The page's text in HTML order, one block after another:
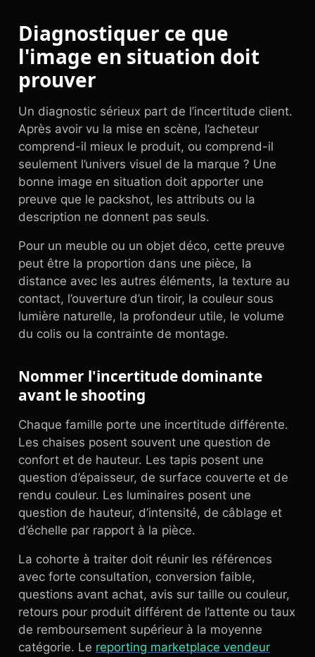
Diagnostiquer ce que
l'image en situation doit
prouver
Un diagnostic sérieux part de l’incertitude client.
Après avoir vu la mise en scène, l’acheteur
comprend-il mieux le produit, ou comprend-il
seulement l’univers visuel de la marque ? Une
bonne image en situation doit apporter une
preuve que le packshot, les attributs ou la
description ne donnent pas seuls.
Pour un meuble ou un objet déco, cette preuve
peut être la proportion dans une pièce, la
distance avec les autres éléments, la texture au
contact, l’ouverture d’un tiroir, la couleur sous
lumière naturelle, la profondeur utile, le volume
du colis ou la contrainte de montage.
Nommer l'incertitude dominante
avant le shooting
Chaque famille porte une incertitude différente.
Les chaises posent souvent une question de
confort et de hauteur. Les tapis posent une
question d’épaisseur, de surface couverte et de
rendu couleur. Les luminaires posent une
question de hauteur, d’intensité, de câblage et
d’échelle par rapport à la pièce.
La cohorte à traiter doit réunir les références
avec forte consultation, conversion faible,
questions avant achat, avis sur taille ou couleur,
retours pour produit différent de l’attente ou taux
de remboursement supérieur à la moyenne
catégorie. Le reporting marketplace vendeur